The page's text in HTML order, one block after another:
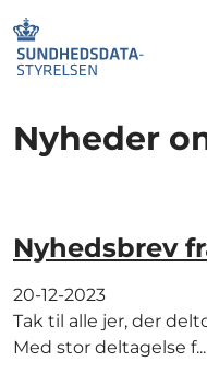
Nyheder
Nyhedsbrev
20-12-2023
Tak til alle jer, der
Med stor deltagelse f...